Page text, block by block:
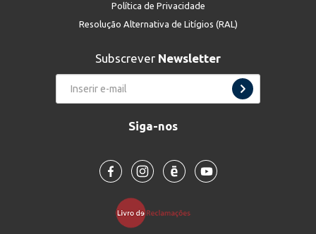
Política de Privacidade
Resolução Alternativa de Litígios (RAL)
Subscrever Newsletter
Siga-nos